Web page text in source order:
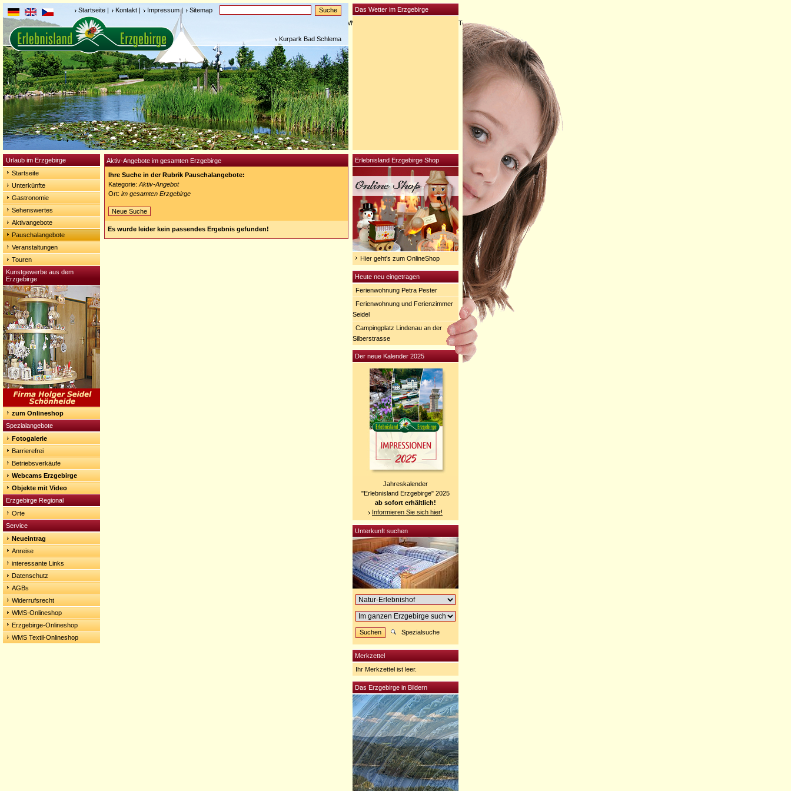
Startseite | Kontakt | Impressum| Sitemap
Kurpark Bad Schlema
Urlaub im Erzgebirge
Startseite
Unterkünfte
Gastronomie
Sehenswertes
Aktivangebote
Pauschalangebote
Veranstaltungen
Touren
Kunstgewerbe aus dem
Erzgebirge
zum Onlineshop
Spezialangebote
Fotogalerie
Barrierefrei
Betriebsverkäufe
Webcams Erzgebirge
Objekte mit Video
Erzgebirge Regional
Orte
Service
Neueintrag
Anreise
interessante Links
Datenschutz
AGBs
Widerrufsrecht
WMS-Onlineshop
Erzgebirge-Onlineshop
WMS Textil-Onlineshop
Aktiv-Angebote im gesamten Erzgebirge
Ihre Suche in der Rubrik Pauschalangebote:
Kategorie: Aktiv-Angebot
Ort: im gesamten Erzgebirge
Neue Suche
Es wurde leider kein passendes Ergebnis gefunden!
WMS-Werbung Top
Erlebnisland Erzgebirge Shop
Hier geht's zum OnlineShop
Heute neu eingetragen
Ferienwohnung Petra Pester
Ferienwohnung und Ferienzimmer
Seidel
Campingplatz Lindenau an der
Silberstrasse
Der neue Kalender 2025
Jahreskalender
"Erlebnisland Erzgebirge" 2025
ab sofort erhältlich!
Informieren Sie sich hier!
Unterkunft suchen
Spezialsuche
Merkzettel
Ihr Merkzettel ist leer.
Das Erzgebirge in Bildern
Das Wetter im Erzgebirge